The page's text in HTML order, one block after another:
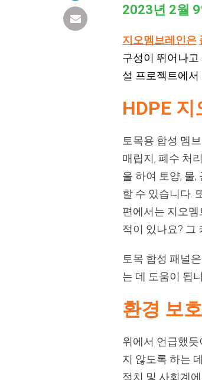
2023년 2월 9
지오멤브레인은
구성이 뛰어나
설 프로젝트에서
HDPE
토목용 합성 멤
매립지, 폐수 처
을 하여 토양, 물
할 수 있습니다.
편에서는 지오
적이 있나요? 그
토목 합성 패널
는 데 도움이 됩
환경 보
위에서 언급했듯
지 않도록 하는
정치 및 사회계